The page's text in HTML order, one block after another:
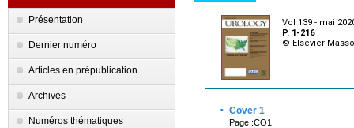
Présentation
Dernier numéro
Articles en prépublication
Archives
Numéros thématiques
Vol 139 - mai
P. 1-216
© Elsevier
· Cover 1
Page :CO1